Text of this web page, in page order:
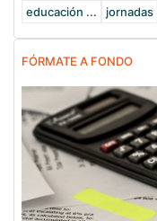
educación ...
jornadas
FÓRMATE A FONDO